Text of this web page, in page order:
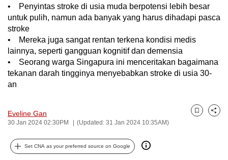
• Penyintas stroke di usia muda berpotensi lebih besar
untuk pulih, namun ada banyak yang harus dihadapi pasca
stroke
• Mereka juga sangat rentan terkena kondisi medis
lainnya, seperti gangguan kognitif dan demensia
• Seorang warga Singapura ini menceritakan bagaimana
tekanan darah tingginya menyebabkan stroke di usia 30-
an
Eveline Gan
30 Jan 2024 02:30PM (Updated: 31 Jan 2024 10:35AM)
Bookmark
Share
Set CNA as your preferred source on Google
it
can
possibly
be.
To
continue,
a
browser
or,